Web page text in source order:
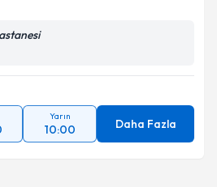
Yarın
10:00 Daha Fazla